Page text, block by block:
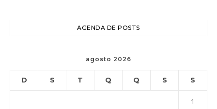
AGENDA DE POSTS
agosto 2026
D S T Q Q S S
1